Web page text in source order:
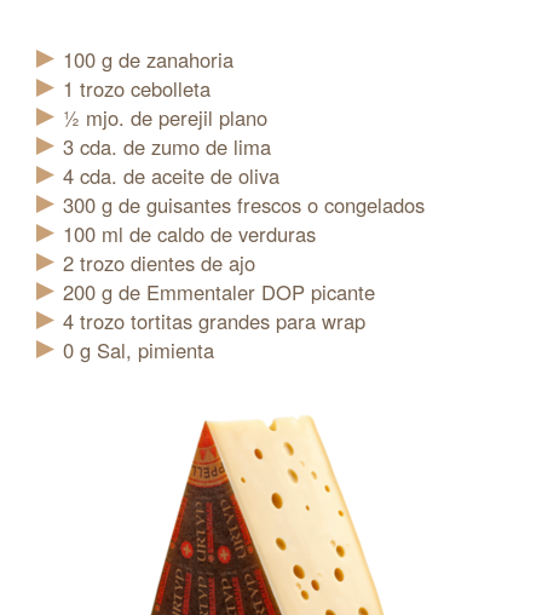
100 g de zanahoria
1 trozo cebolleta
½ mjo. de perejil plano
3 cda. de zumo de lima
4 cda. de aceite de oliva
300 g de guisantes frescos o congelados
100 ml de caldo de verduras
2 trozo dientes de ajo
200 g de Emmentaler DOP picante
4 trozo tortitas grandes para wrap
0 g Sal, pimienta